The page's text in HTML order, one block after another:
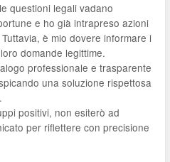
questioni legali vadano
e ho già intrapreso azioni
è mio dovere informare i
domande legittime.
professionale e trasparente
una soluzione rispettosa
positivi, non esiterò ad
per riflettere con precisione